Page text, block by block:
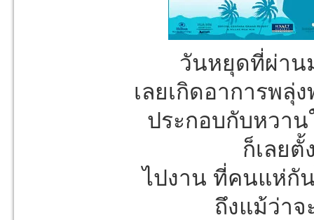
วันหยุดที่ผ่าน
เลยเกิดอาการพลุ่
ประกอบกับหวาน
ก็เลยตั้
ไปงาน ที่คนแห่กั
ถึงแม้ว่า